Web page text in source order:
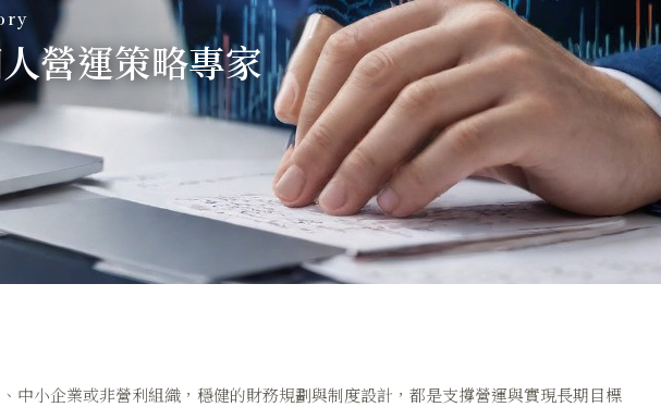
營運策略專家
小企業或非營利組織，穩健的財務規劃與制度設計，都是支撐營運與實現長期目標